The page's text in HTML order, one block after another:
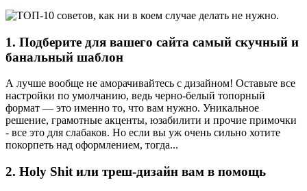
1. Подберите для вашего сайта самый скучный и
банальный шаблон
А лучше вообще не аморачивайтесь с дизайном! Оставьте все
настройки по умолчанию, ведь черно-белый топорный
формат — это именно то, что вам нужно. Уникальное
решение, грамотные акценты, юзабилити и прочие примочки
- все это для слабаков. Но если вы уж очень сильно хотите
покорпеть над оформлением, тогда...
2. Holy Shit или треш-дизайн вам в помощь